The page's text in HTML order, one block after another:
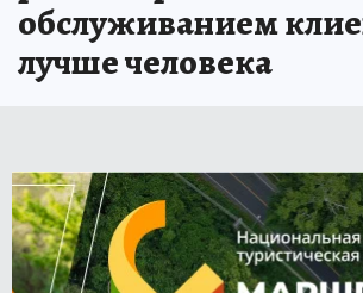
обслуживанием
лучше человека